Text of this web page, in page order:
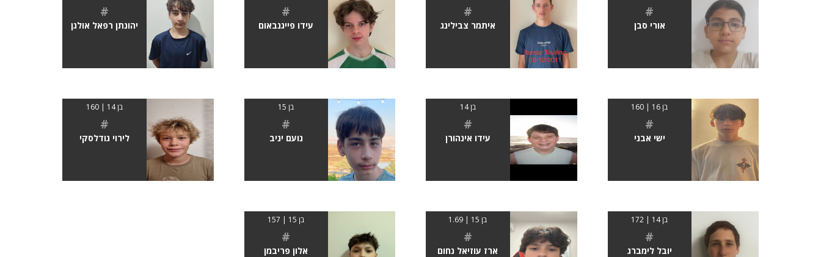
#
אורי סבן
#
איתמר צבילינג
#
עידו פייגנבאום
#
יהונתן רפאל אולגן
בן 16 | 160
#
ישי אבני
בן 14
#
עידו אינהורן
בן 15
#
נועם יניב
בן 14 | 160
#
לירוי גודלסקי
בן 14 | 172
#
יובל לימברג
בן 15 | 1.69
#
ארז עוזיאל נחום
בן 15 | 157
#
אלון פריבמן